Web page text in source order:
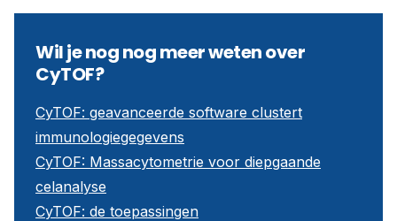
Wil je nog nog meer weten over
CyTOF?
CyTOF: geavanceerde software clustert
immunologiegegevens
CyTOF: Massacytometrie voor diepgaande
celanalyse
CyTOF: de toepassingen